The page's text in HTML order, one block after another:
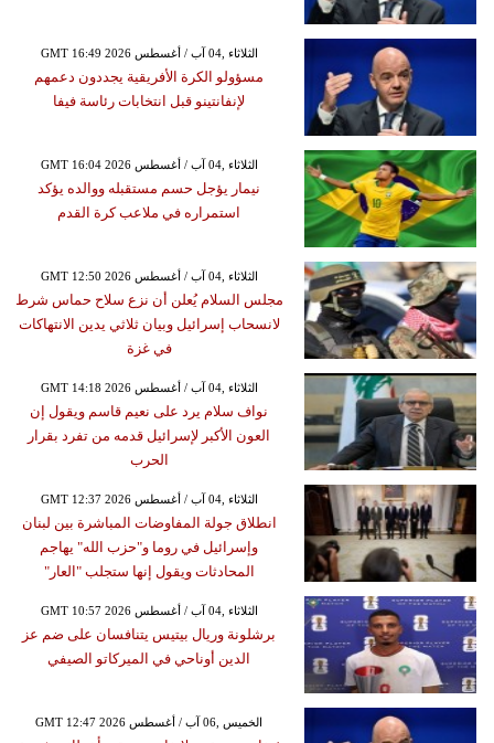
GMT 16:49 2026 الثلاثاء ,04 آب / أغسطس
مسؤولو الكرة الأفريقية يجددون دعمهم
لإنفانتينو قبل انتخابات رئاسة فيفا
GMT 16:04 2026 الثلاثاء ,04 آب / أغسطس
نيمار يؤجل حسم مستقبله ووالده يؤكد
استمراره في ملاعب كرة القدم
GMT 12:50 2026 الثلاثاء ,04 آب / أغسطس
مجلس السلام يُعلن أن نزع سلاح حماس شرط
لانسحاب إسرائيل وبيان ثلاثي يدين الانتهاكات
في غزة
GMT 14:18 2026 الثلاثاء ,04 آب / أغسطس
نواف سلام يرد على نعيم قاسم ويقول إن
العون الأكبر لإسرائيل قدمه من تفرد بقرار
الحرب
GMT 12:37 2026 الثلاثاء ,04 آب / أغسطس
انطلاق جولة المفاوضات المباشرة بين لبنان
وإسرائيل في روما و"حزب الله" يهاجم
المحادثات ويقول إنها ستجلب "العار"
GMT 10:57 2026 الثلاثاء ,04 آب / أغسطس
برشلونة وريال بيتيس يتنافسان على ضم عز
الدين أوناحي في الميركاتو الصيفي
GMT 12:47 2026 الخميس ,06 آب / أغسطس